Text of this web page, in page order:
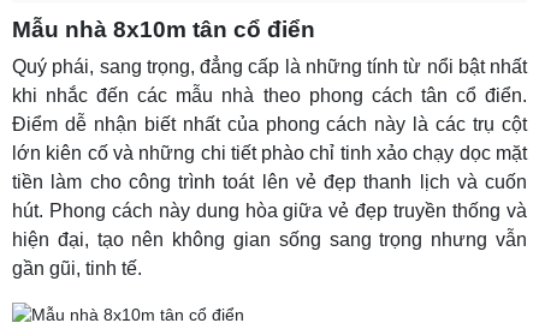
Mẫu nhà 8x10m tân cổ điển
Quý phái, sang trọng, đẳng cấp là những tính từ nổi bật nhất
khi nhắc đến các mẫu nhà theo phong cách tân cổ điển.
Điểm dễ nhận biết nhất của phong cách này là các trụ cột
lớn kiên cố và những chi tiết phào chỉ tinh xảo chạy dọc mặt
tiền làm cho công trình toát lên vẻ đẹp thanh lịch và cuốn
hút. Phong cách này dung hòa giữa vẻ đẹp truyền thống và
hiện đại, tạo nên không gian sống sang trọng nhưng vẫn
gần gũi, tinh tế.